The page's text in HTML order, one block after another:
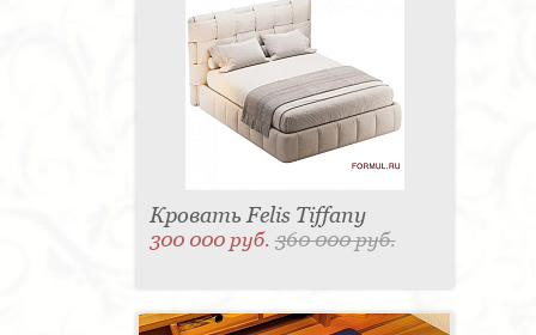
Кровать Felis Tiffany
300 000 руб.360 000 руб.